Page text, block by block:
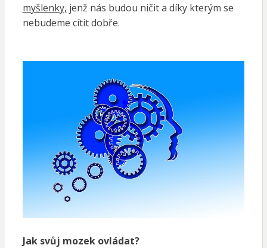
myšlenky, jenž nás budou ničit a díky kterým se
nebudeme cítit dobře.
Jak svůj mozek ovládat?